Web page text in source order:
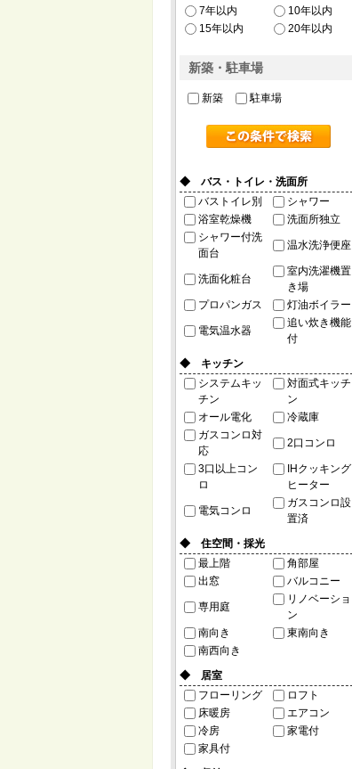
7年以内
10年以内
15年以内
20年以内
新築・駐車場
新築 駐車場
◆ バス・トイレ・洗面所
バストイレ別
シャワー
浴室乾燥機
洗面所独立
シャワー付洗
面台
温水洗浄便座
洗面化粧台
室内洗濯機置
き場
プロパンガス
灯油ボイラー
電気温水器
追い炊き機能
付
◆ キッチン
システムキッ
チン
対面式キッチ
ン
オール電化
冷蔵庫
ガスコンロ対
応
2口コンロ
3口以上コン
ロ
IHクッキング
ヒーター
電気コンロ
ガスコンロ設
置済
◆ 住空間・採光
最上階
角部屋
出窓
バルコニー
専用庭
リノベーショ
ン
南向き
東南向き
南西向き
◆ 居室
フローリング
ロフト
床暖房
エアコン
冷房
家電付
家具付